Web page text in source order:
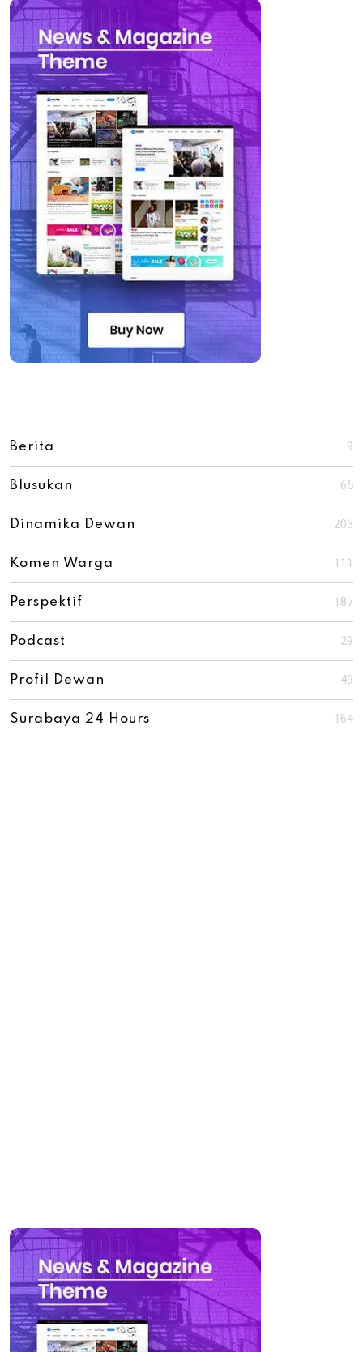
Berita 9
Blusukan 65
Dinamika Dewan 203
Komen Warga 111
Perspektif 187
Podcast 29
Profil Dewan 49
Surabaya 24 Hours 164